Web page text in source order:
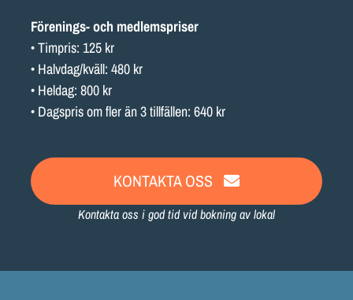
Förenings- och medlemspriser
• Timpris: 125 kr
• Halvdag/kväll: 480 kr
• Heldag: 800 kr
• Dagspris om fler än 3 tillfällen: 640 kr
KONTAKTA OSS
Kontakta oss i god tid vid bokning av lokal